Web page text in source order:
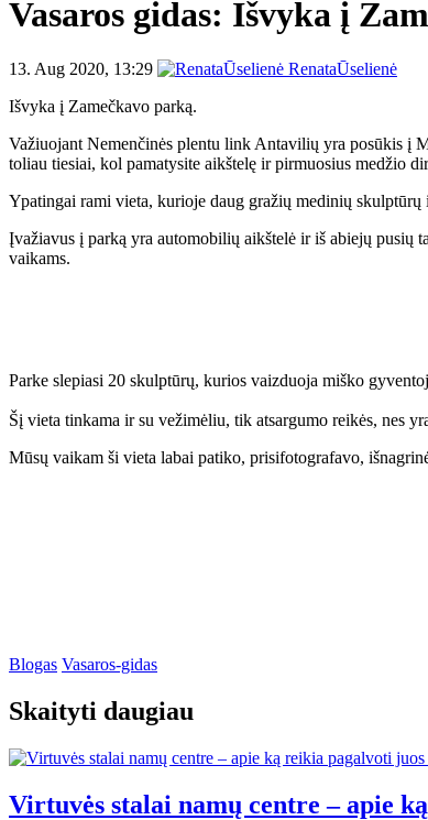
Vasaros gidas: Išvyka į
13. Aug 2020, 13:29
RenataŪselienė
Išvyka į Zamečkavo parką.
Važiuojant Nemenčinės plentu link Antavilių yra posūkis į
toliau tiesiai, kol pamatysite aikštelę ir pirmuosius medžio
Ypatingai rami vieta, kurioje daug gražių medinių
Įvažiavus į parką yra automobilių aikštelė ir iš abiejų pusių
vaikams.
Parke slepiasi 20 skulptūrų, kurios vaizduoja miško
Šį vieta tinkama ir su vežimėliu, tik atsargumo reikės, nes
Mūsų vaikam ši vieta labai patiko, prisifotografavo,
Blogas Vasaros-gidas
Skaityti daugiau
Virtuvės stalai namų centre – apie